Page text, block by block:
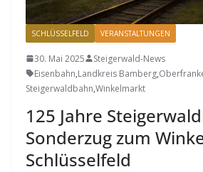
SCHLÜSSELFELD VERANSTALTUNGEN
30. Mai 2025
Steigerwald-News
Eisenbahn,Landkreis Bamberg,
Steigerwaldbahn,Winkelmarkt
125 Jahre
Sonderzug zum
Schlüsselfeld